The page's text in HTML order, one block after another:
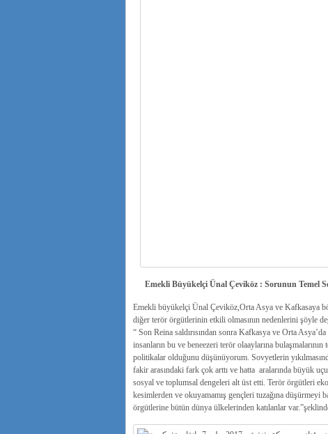
Emekli Büyükelçi Ünal Çeviköz : Sorunun Temel
Emekli büyükelçi Ünal Çeviköz,Orta Asya ve Kafkasaya
diğer terör örgütlerinin etkili olmasının nedenlerini şöyle
“ Son Reina saldırısından sonra Kafkasya ve Orta
insanların bu ve beneezeri terör olaaylarına
politikalar olduğunu düşünüyorum. Sovyetlerin
fakir arasındaki fark çok arttı ve hatta aralarında büyük
sosyal ve toplumsal dengeleri alt üst etti. Terör örgütleri
kesimlerden ve okuyamamış gençleri tuzağına düşürmeyi
örgütlerine bütün dünya ülkelerinden katılanlar